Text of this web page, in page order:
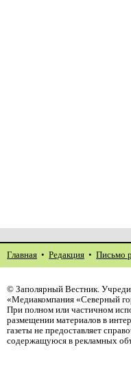
Главная • Редакция • Письмо
© Заполярный Вестник.
«Медиакомпания «Северный
При полном или частичном
размещении материалов в
газеты не предоставляет
содержащуюся в рекламных